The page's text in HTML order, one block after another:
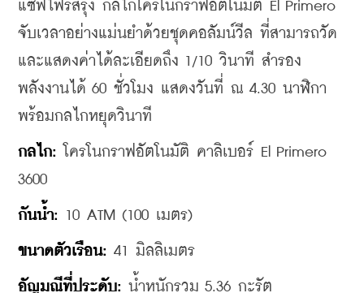
แซฟไฟร์สีรุ้ง กลไกโครโนกราฟอัตโนมัติ El Primero
จับเวลาอย่างแม่นยำด้วยชุดคอลัมน์วีล ที่สามารถวัด
และแสดงค่าได้ละเอียดถึง 1/10 วินาที สำรอง
พลังงานได้ 60 ชั่วโมง แสดงวันที่ ณ 4.30 นาฬิกา
พร้อมกลไกหยุดวินาที
กลไก: โครโนกราฟอัตโนมัติ คาลิเบอร์ El Primero
3600
กันน้ำ: 10 ATM (100 เมตร)
ขนาดตัวเรือน: 41 มิลลิเมตร
อัญมณีที่ประดับ: น้ำหนักรวม 5.36 กะรัต